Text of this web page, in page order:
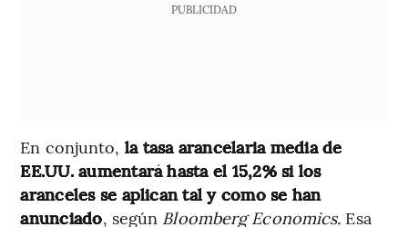
PUBLICIDAD
En conjunto, la tasa arancelaria media de
EE.UU. aumentará hasta el 15,2% si los
aranceles se aplican tal y como se han
anunciado, según Bloomberg Economics. Esa